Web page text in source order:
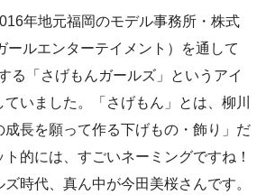
年地元福岡のモデル事務所・株式
ールエンターテイメント）を通して
る「さげもんガールズ」というアイ
ていました 。「さげもん」とは、柳川
成長を願って作る下げもの・飾り」だ
的には、すごいネーミングですね！
時代、真ん中が今田美桜さんです。